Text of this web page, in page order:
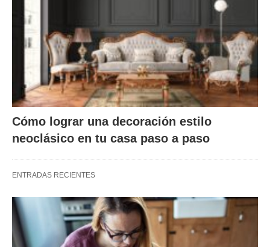
Cómo lograr una decoración estilo
neoclásico en tu casa paso a paso
ENTRADAS RECIENTES